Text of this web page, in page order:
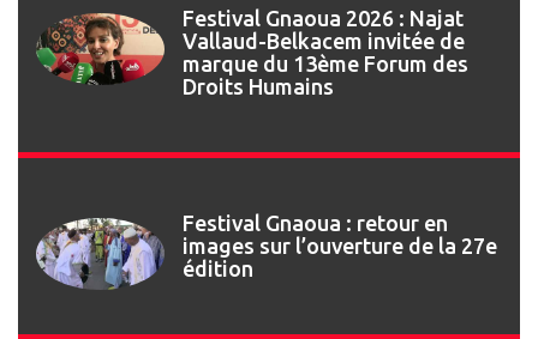
Festival Gnaoua 2026 : Najat
Vallaud-Belkacem invitée de
marque du 13ème Forum des
Droits Humains
Festival Gnaoua : retour en
images sur l’ouverture de la 27e
édition